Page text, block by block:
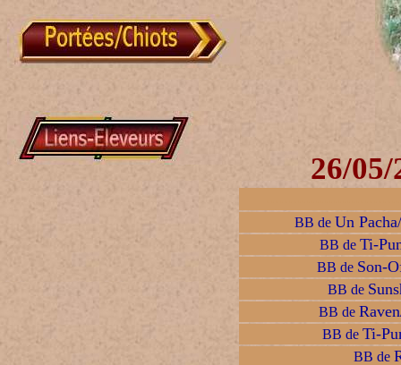
26/
BB de Un
BB de Ti-
BB de Son-
BB de
BB de
BB de Ti-
BB de